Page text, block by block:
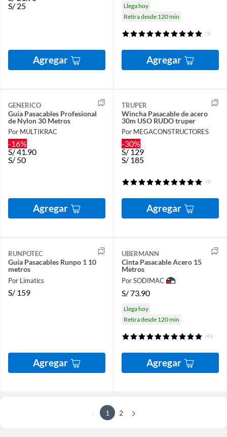
S/ 25
Agregar
Llega hoy
Retira desde 120 min
(1)
Agregar
GENERICO
Guía Pasacables Profesional
de Nylon 30 Metros
Por MULTIKRAC
-16%
S/41.90
S/ 50
Agregar
TRUPER
Wincha Pasacable de acero
30m USO RUDO truper
Por MEGACONSTRUCTORES
-30%
S/ 129
S/ 185
(4)
Agregar
RUNPOTEC
Guía Pasacables Runpo 1 10
metros
Por Limatics
S/ 159
Agregar
UBERMANN
Cinta Pasacable Acero 15
Metros
Por SODIMAC
S/73.90
Llega hoy
Retira desde 120 min
(43)
Agregar
1 2